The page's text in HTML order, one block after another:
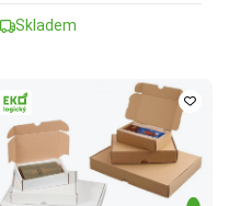
Skladem